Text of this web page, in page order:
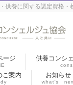
供養に関する認定資格・
ージ 供養コンシ
ご案内 お知らせ
what’s